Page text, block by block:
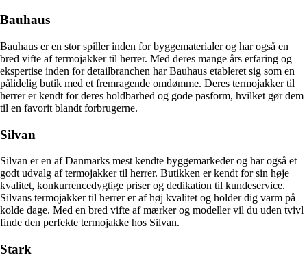
Bauhaus
Bauhaus er en stor spiller inden for byggematerialer og har også en
bred vifte af termojakker til herrer. Med deres mange års erfaring og
ekspertise inden for detailbranchen har Bauhaus etableret sig som en
pålidelig butik med et fremragende omdømme. Deres termojakker til
herrer er kendt for deres holdbarhed og gode pasform, hvilket gør dem
til en favorit blandt forbrugerne.
Silvan
Silvan er en af Danmarks mest kendte byggemarkeder og har også et
godt udvalg af termojakker til herrer. Butikken er kendt for sin høje
kvalitet, konkurrencedygtige priser og dedikation til kundeservice.
Silvans termojakker til herrer er af høj kvalitet og holder dig varm på
kolde dage. Med en bred vifte af mærker og modeller vil du uden tvivl
finde den perfekte termojakke hos Silvan.
Stark